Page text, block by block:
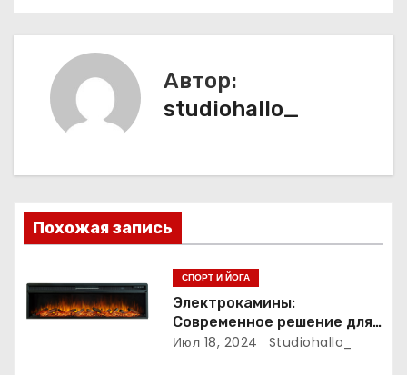
ц
и
я
п
о
Автор:
studiohallo_
Похожая запись
СПОРТ И ЙОГА
Электрокамины:
Современное решение для
уюта и тепла
Июл 18, 2024 Studiohallo_